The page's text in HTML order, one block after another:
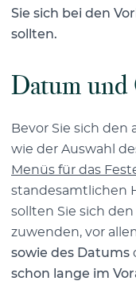
Sie sich bei den
sollten.
Datum
Bevor Sie sich
wie der Auswahl
Menüs für das
standesamtlichen
sollten Sie sich
zuwenden, vor
sowie des Datums
schon lange im